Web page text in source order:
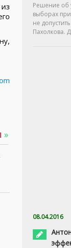
»
Решение об
выборах
не
Пахолкова.
08.04.2016